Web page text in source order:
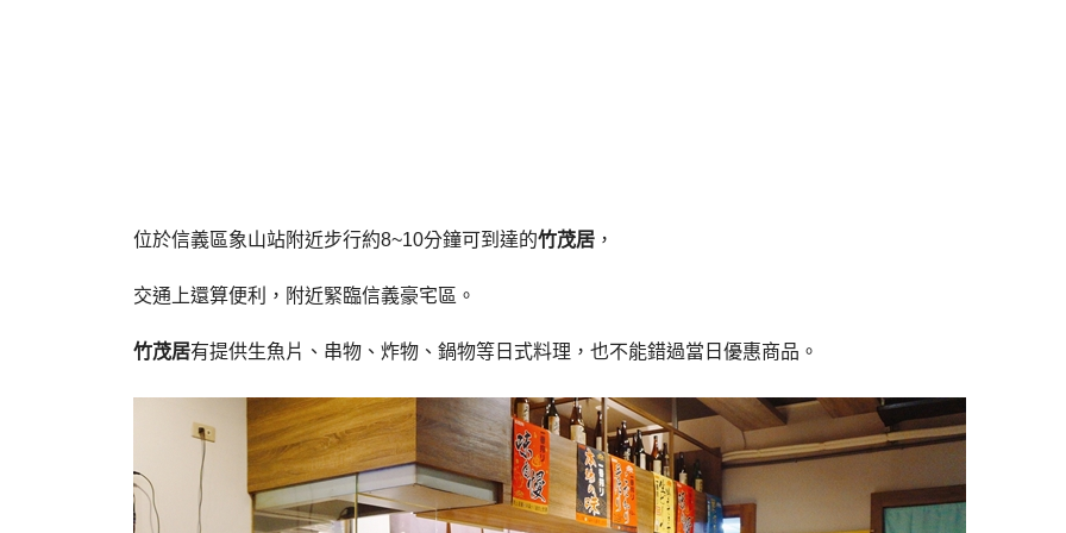
位於信義區象山站附近步行約8~10分鐘可到達的竹茂居 ，
交通上還算便利，附近緊臨信義豪宅區。
竹茂居有提供生魚片、串物、炸物、鍋物等日式料理，也不能錯過當日優惠商品。